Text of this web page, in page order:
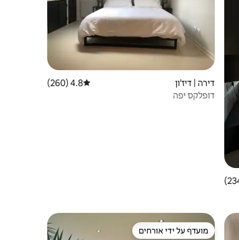
234 ביקורות
דירה | דיז'ון דירוג ממוצע של 4.8 מתוך 5, 260 ביקורות
4.8 (260)
דופלקס יפה
מועדף על ידי אורחים
מועדף על ידי אורחים